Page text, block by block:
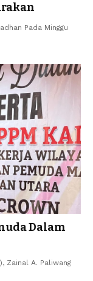
Pada Minggu
Dalam
Zainal A. Paliwang